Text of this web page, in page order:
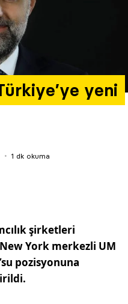
yeni
1 dk okuma
şirketleri
York merkezli UM
pozisyonuna